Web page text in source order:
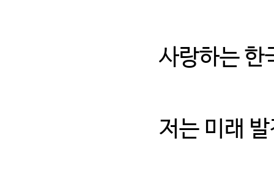
사랑하는 한
저는 미래